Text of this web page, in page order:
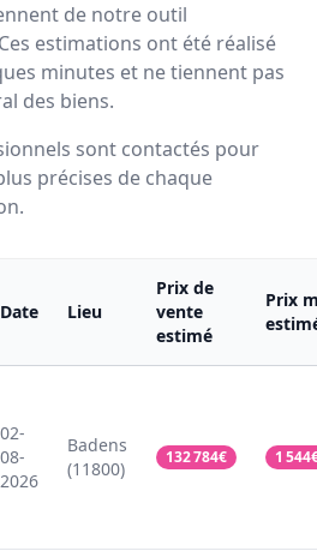
de notre outil
estimations ont été réalisé
minutes et ne tiennent pas
des biens.
sont contactés pour
précises de chaque
Date Lieu
Prix de
vente
estimé
Prix
02-
08-
2026
Badens
(11800)
132 784€ 1 544